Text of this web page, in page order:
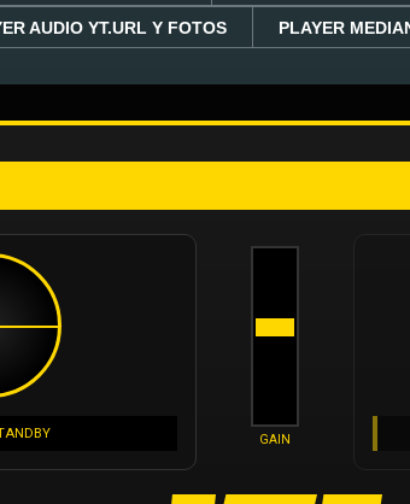
AUDIO YT.URL Y FOTOS PLAYER
GAIN